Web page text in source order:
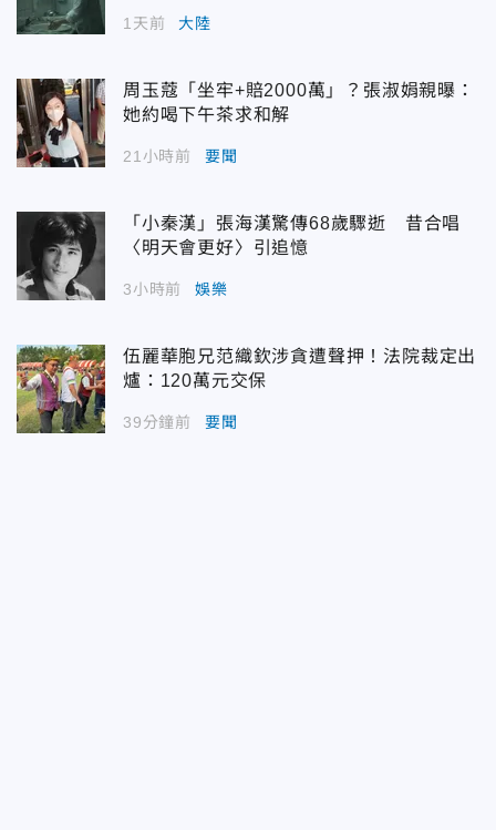
1天前 大陸
周玉蔻「坐牢+賠2000萬」？張淑娟親曝：
她約喝下午茶求和解
21小時前 要聞
「小秦漢」張海漢驚傳68歲驟逝 昔合唱
〈明天會更好〉引追憶
3小時前 娛樂
伍麗華胞兄范織欽涉貪遭聲押！法院裁定出
爐：120萬元交保
39分鐘前 要聞